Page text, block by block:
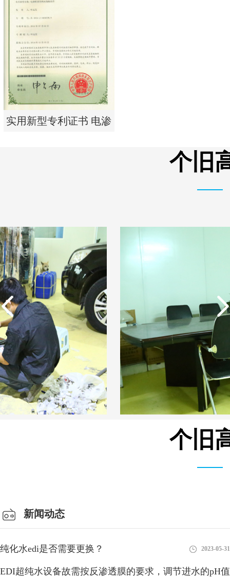
实用新型专利证书 电渗
析器用纯水隔板组件
个旧
个旧
新闻动态
纯化水edi是否需要更换？ 2023-05-31
EDI超纯水设备故需按反渗透膜的要求，调节进水的pH值